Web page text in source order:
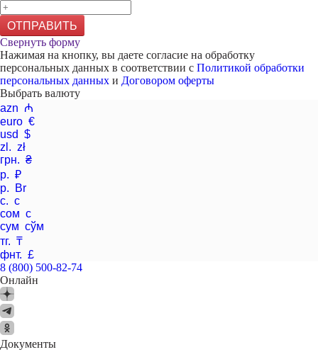
ОТПРАВИТЬ
Свернуть форму
Нажимая на кнопку, вы даете согласие на обработку
персональных данных в соответствии с Политикой обработки
персональных данных и Договором оферты
Выбрать валюту
azn ₼
euro €
usd $
zl. zł
грн. ₴
р. ₽
р. Br
с. с
сом с
сум сўм
тг. ₸
фнт. £
8 (800) 500-82-74
Онлайн
Документы